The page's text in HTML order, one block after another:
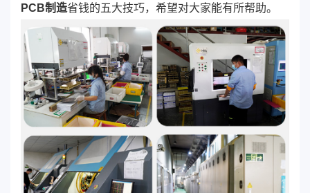
PCB制造省钱的五大技巧，希望对大家能有所帮助。